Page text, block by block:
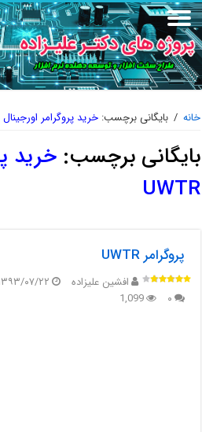
خانه / بایگانی برچسب:خرید پروگرامر اورجینال UWTR
بایگانی برچسب:خرید
UWTR
پروگرامر UWTR
افشین علیزاده ۱۳۹۳/۰۷/
۰
1,099